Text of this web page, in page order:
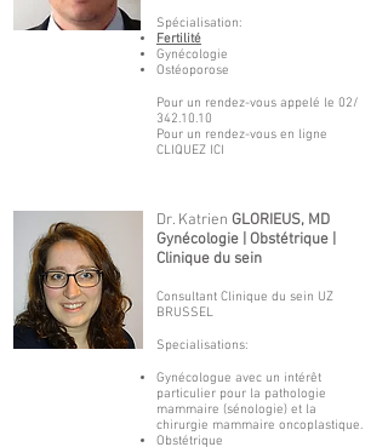
Spécialisation:
Fertilité
Gynécologie
Ostéoporose
Pour un rendez-vous appelé le 02/
342.10.10
Pour un rendez-vous en ligne
CLIQUEZ ICI
Dr. Katrien GLORIEUS, MD
Gynécologie | Obstétrique |
Clinique du sein
Consultant Clinique du sein UZ
BRUSSEL
Specialisations:
Gynécologue avec un intérêt
particulier pour la pathologie
mammaire (sénologie) et la
chirurgie mammaire oncoplastique.
Obstétrique